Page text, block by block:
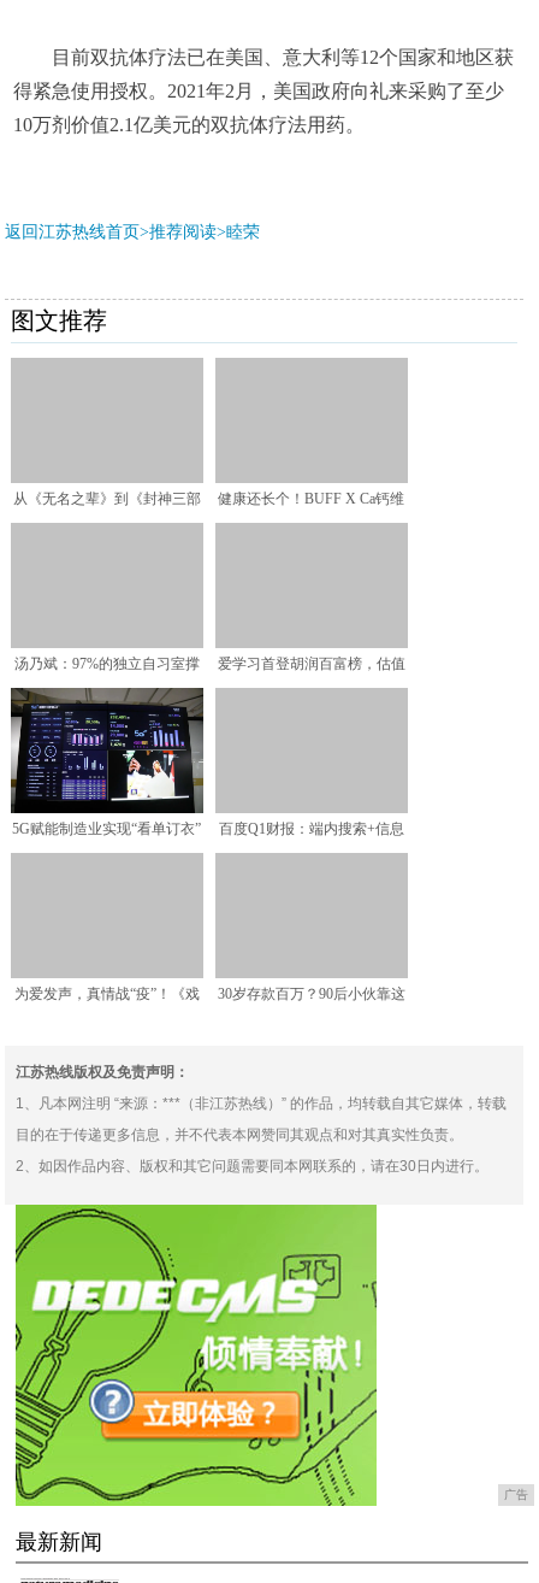
目前双抗体疗法已在美国、意大利等12个国家和地区获
得紧急使用授权。2021年2月，美国政府向礼来采购了至少
10万剂价值2.1亿美元的双抗体疗法用药。
返回江苏热线首页>推荐阅读>睦荣
图文推荐
从《无名之辈》到《封神三部
健康还长个！BUFF X Ca钙维
汤乃斌：97%的独立自习室撑
不过两年
爱学习首登胡润百富榜，估值
5G赋能制造业实现“看单订衣”
百度Q1财报：端内搜索+信息
为爱发声，真情战“疫”！《戏
30岁存款百万？90后小伙靠这
江苏热线版权及免责声明：
1、凡本网注明 “来源：***（非江苏热线）” 的作品，均转载自其它媒体，转载
目的在于传递更多信息，并不代表本网赞同其观点和对其真实性负责。
2、如因作品内容、版权和其它问题需要同本网联系的，请在30日内进行。
广告
最新新闻